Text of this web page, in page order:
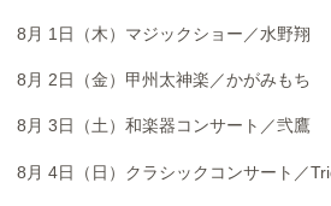
8月 1日（木）マジックショー／水野翔
8月 2日（金）甲州太神楽／かがみもち
8月 3日（土）和楽器コンサート／弐鷹
8月 4日（日）クラシックコンサート／